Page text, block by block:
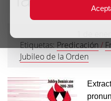
Etiquetas: Predicación /
Jubileo de la Orden